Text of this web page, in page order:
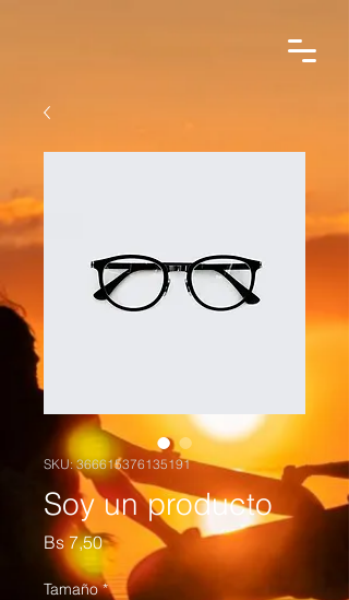
SKU: 366615376135191
Soy un producto
Bs 7,50Precio
Tamaño *